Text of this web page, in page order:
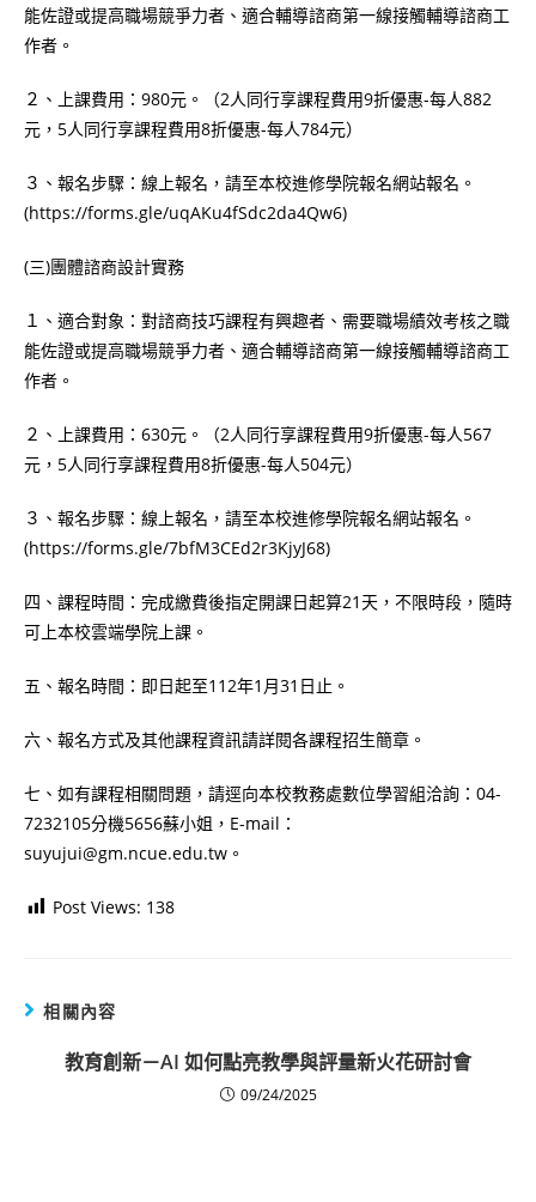
能佐證或提高職場競爭力者、適合輔導諮商第一線接觸輔導諮商工
作者。
２、上課費用：980元。（2人同行享課程費用9折優惠-每人882
元，5人同行享課程費用8折優惠-每人784元）
３、報名步驟：線上報名，請至本校進修學院報名網站報名。
(https://forms.gle/uqAKu4fSdc2da4Qw6)
(三)團體諮商設計實務
１、適合對象：對諮商技巧課程有興趣者、需要職場績效考核之職
能佐證或提高職場競爭力者、適合輔導諮商第一線接觸輔導諮商工
作者。
２、上課費用：630元。（2人同行享課程費用9折優惠-每人567
元，5人同行享課程費用8折優惠-每人504元）
３、報名步驟：線上報名，請至本校進修學院報名網站報名。
(https://forms.gle/7bfM3CEd2r3KjyJ68)
四、課程時間：完成繳費後指定開課日起算21天，不限時段，隨時
可上本校雲端學院上課。
五、報名時間：即日起至112年1月31日止。
六、報名方式及其他課程資訊請詳閱各課程招生簡章。
七、如有課程相關問題，請逕向本校教務處數位學習組洽詢：04-
7232105分機5656蘇小姐，E-mail：
suyujui@gm.ncue.edu.tw。
Post Views: 138
相關內容
教育創新－AI 如何點亮教學與評量新火花研討會
09/24/2025